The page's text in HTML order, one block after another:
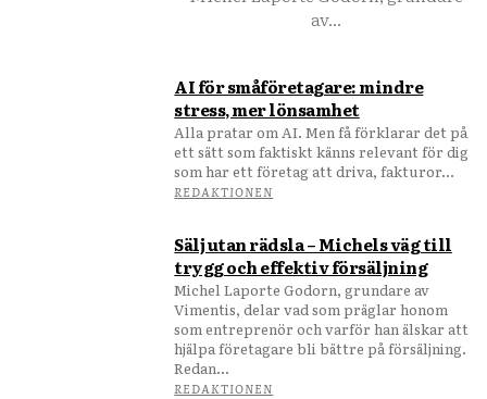
av...
AI för småföretagare: mindre
stress, mer lönsamhet
Alla pratar om AI. Men få förklarar det på
ett sätt som faktiskt känns relevant för dig
som har ett företag att driva, fakturor...
REDAKTIONEN
Sälj utan rädsla – Michels väg till
trygg och effektiv försäljning
Michel Laporte Godorn, grundare av
Vimentis, delar vad som präglar honom
som entreprenör och varför han älskar att
hjälpa företagare bli bättre på försäljning.
Redan...
REDAKTIONEN